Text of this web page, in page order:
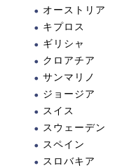
オーストリア
キプロス
ギリシャ
クロアチア
サンマリノ
ジョージア
スイス
スウェーデン
スペイン
スロバキア